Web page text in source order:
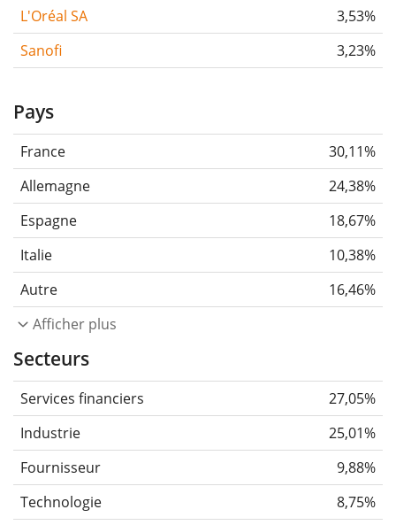
L'Oréal SA
3,53%
Sanofi
3,23%
Pays
France
30,11%
Allemagne
24,38%
Espagne
18,67%
Italie
10,38%
Autre
16,46%
Afficher plus
Secteurs
Services financiers
27,05%
Industrie
25,01%
Fournisseur
9,88%
Technologie
8,75%